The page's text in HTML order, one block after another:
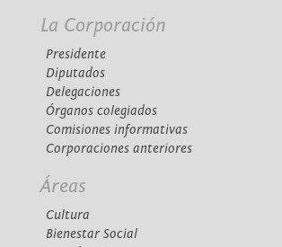
La Corporación
Presidente
Diputados
Delegaciones
Órganos colegiados
Comisiones informativas
Corporaciones anteriores
Áreas
Cultura
Bienestar Social